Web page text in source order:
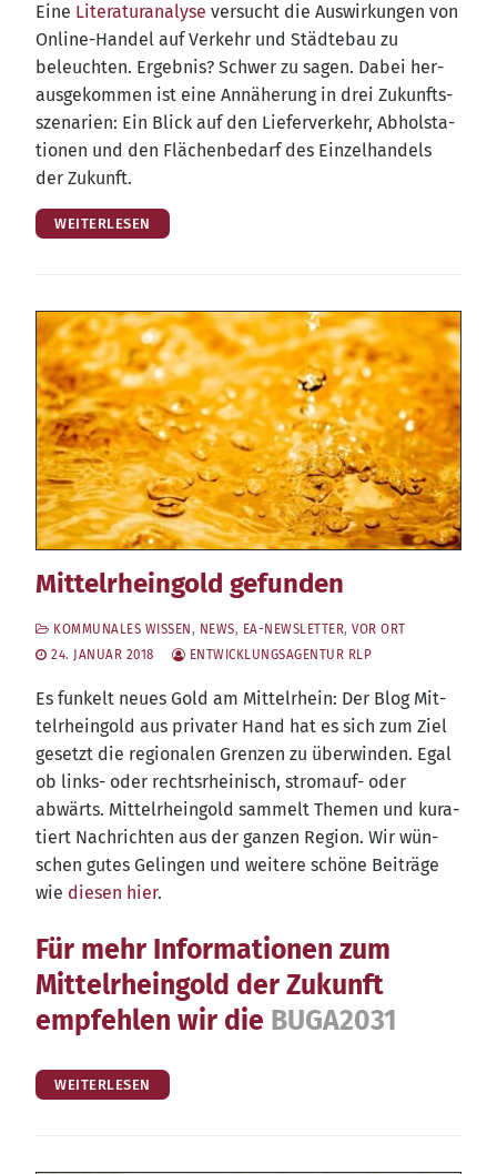
Eine Lite­ra­tur­ana­ly­se ver­sucht die Aus­wir­kun­gen von
Online-Han­del auf Ver­kehr und Städ­te­bau zu
beleuch­ten. Ergeb­nis? Schwer zu sagen. Dabei her­
aus­ge­kom­men ist eine Annä­he­rung in drei Zukunfts­
sze­na­ri­en: Ein Blick auf den Lie­fer­ver­kehr, Abhol­sta­
tio­nen und den Flä­chen­be­darf des Ein­zel­han­dels
der Zukunft.
WEITERLESEN
Mittelrheingold gefunden
KOMMUNALES WISSEN, NEWS, EA-NEWSLETTER, VOR ORT
24. JANUAR 2018
ENTWICKLUNGSAGENTUR RLP
Es fun­kelt neu­es Gold am Mit­tel­rhein: Der Blog Mit­
tel­rhein­gold aus pri­va­ter Hand hat es sich zum Ziel
gesetzt die regio­na­len Gren­zen zu über­win­den. Egal
ob links- oder rechts­rhei­nisch, strom­auf- oder
abwärts. Mit­tel­rhein­gold sam­melt The­men und kura­
tiert Nach­rich­ten aus der gan­zen Regi­on. Wir wün­
schen gutes Gelin­gen und wei­te­re schö­ne Bei­trä­ge
wie die­sen hier.
Für mehr Informationen zum
Mittelrheingold der Zukunft
empfehlen wir die BUGA2031
WEITERLESEN